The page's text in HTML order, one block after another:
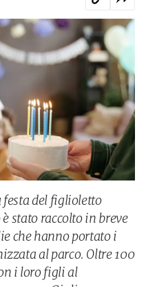
del figlioletto
stato raccolto in breve
che hanno portato i
al parco. Oltre 100
i loro figli al